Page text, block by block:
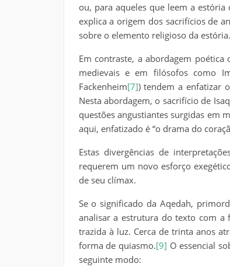
ou, para aqueles que leem a
explica a origem dos sacrifícios de
sobre o elemento religioso da estória.
Em contraste, a abordagem
medievais e em filósofos como
Fackenheim[7]) tendem a enfatizar
Nesta abordagem, o sacrifício de
questões angustiantes surgidas em
aqui, enfatizado é “o drama do
Estas divergências de
requerem um novo esforço
de seu clímax.
Se o significado da Aqedah,
analisar a estrutura do texto com a
trazida à luz. Cerca de trinta anos
forma de quiasmo.[9] O essencial
seguinte modo: